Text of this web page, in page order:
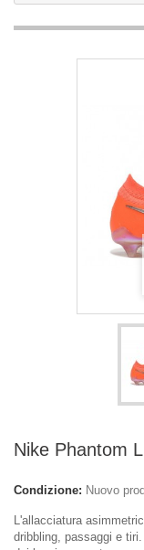
Nike Phantom
Condizione: Nuovo
L'allacciatura
dribbling, passaggi e tiri.